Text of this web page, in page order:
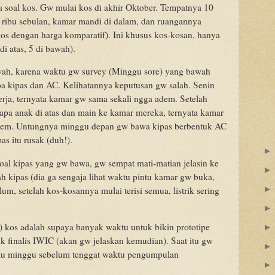
soal kos. Gw mulai kos di akhir Oktober. Tempatnya 10
sebulan, kamar mandi di dalam, dan ruangannya
dengan harga komparatif). Ini khusus kos-kosan, hanya
atas, 5 di bawah).
karena waktu gw survey (Minggu sore) yang bawah
kipas dan AC. Kelihatannya keputusan gw salah. Senin
ternyata kamar gw sama sekali ngga adem. Setelah
anak di atas dan main ke kamar mereka, ternyata kamar
Untungnya minggu depan gw bawa kipas berbentuk AC
itu rusak (duh!).
kipas yang gw bawa, gw sempat mati-matian jelasin ke
kipas (dia ga sengaja lihat waktu pintu kamar gw buka,
setelah kos-kosannya mulai terisi semua, listrik sering
kos adalah supaya banyak waktu untuk bikin prototipe
finalis IWIC (akan gw jelaskan kemudian). Saat itu gw
minggu sebelum tenggat waktu pengumpulan
►
►
►
►
►
►
►